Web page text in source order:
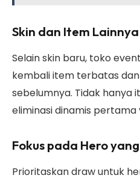
Skin dan Item Lainnya
Selain skin baru, toko
kembali item terbatas dan
sebelumnya. Tidak hanya
eliminasi dinamis pertama
Fokus pada Hero
Prioritaskan draw untuk